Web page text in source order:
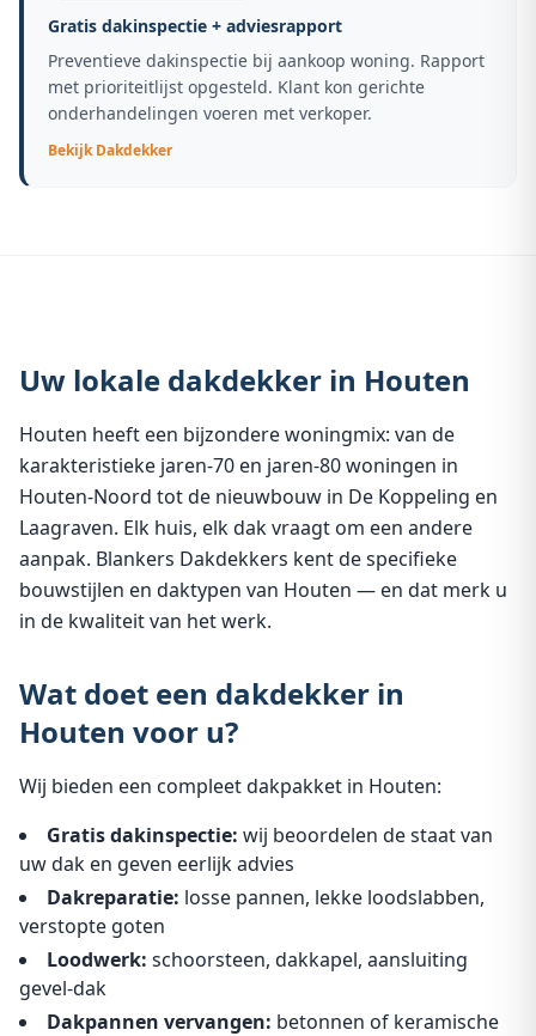
Gratis dakinspectie + adviesrapport
Preventieve dakinspectie bij aankoop woning. Rapport
met prioriteitlijst opgesteld. Klant kon gerichte
onderhandelingen voeren met verkoper.
BekijkDakdekker
Uw lokale dakdekker in Houten
Houten heeft een bijzondere woningmix: van de
karakteristieke jaren-70 en jaren-80 woningen in
Houten-Noord tot de nieuwbouw in De Koppeling en
Laagraven. Elk huis, elk dak vraagt om een andere
aanpak. Blankers Dakdekkers kent de specifieke
bouwstijlen en daktypen van Houten — en dat merk u
in de kwaliteit van het werk.
Wat doet een dakdekker in
Houten voor u?
Wij bieden een compleet dakpakket in Houten:
Gratis dakinspectie: wij beoordelen de staat van
uw dak en geven eerlijk advies
Dakreparatie: losse pannen, lekke loodslabben,
verstopte goten
Loodwerk: schoorsteen, dakkapel, aansluiting
gevel-dak
Dakpannen vervangen: betonnen of keramische